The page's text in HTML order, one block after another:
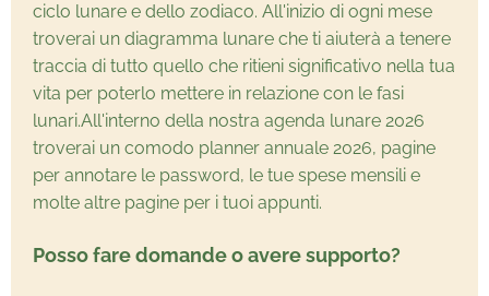
ciclo lunare e dello zodiaco. All'inizio di ogni mese
troverai un diagramma lunare che ti aiuterà a tenere
traccia di tutto quello che ritieni significativo nella tua
vita per poterlo mettere in relazione con le fasi
lunari.All'interno della nostra agenda lunare 2026
troverai un comodo planner annuale 2026, pagine
per annotare le password, le tue spese mensili e
molte altre pagine per i tuoi appunti.
Posso fare domande o avere supporto?